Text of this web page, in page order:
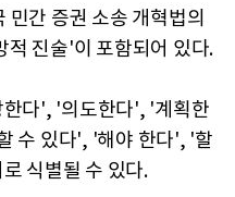
간 증권 소송 개혁법의
적 진술'이 포함되어 있다.
다', '의도한다', '계획한
수 있다', '해야 한다', '할
식별될 수 있다.